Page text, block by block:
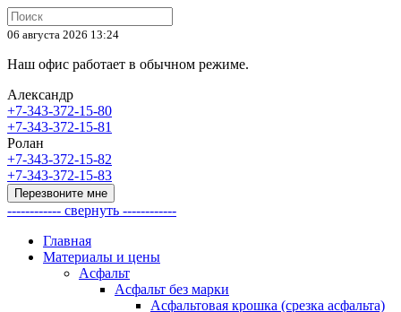
06 августа 2026 13:24
Наш офис работает в обычном режиме.
Александр
+7-343-372-15-80
+7-343-372-15-81
Ролан
+7-343-372-15-82
+7-343-372-15-83
Перезвоните мне
------------ свернуть ------------
Главная
Материалы и цены
Асфальт
Асфальт без марки
Асфальтовая крошка (срезка асфальта)